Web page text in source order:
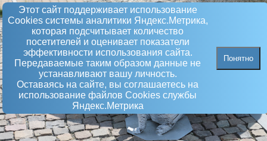
Этот сайт поддерживает использование
Сookies системы аналитики Яндекс.Метрика,
которая подсчитывает количество
посетителей и оценивает показатели
эффективности использования сайта.
Передаваемые таким образом данные не
устанавливают вашу личность.
Оставаясь на сайте, вы соглашаетесь на
использование файлов Сookies службы
Яндекс.Метрика
Понятно